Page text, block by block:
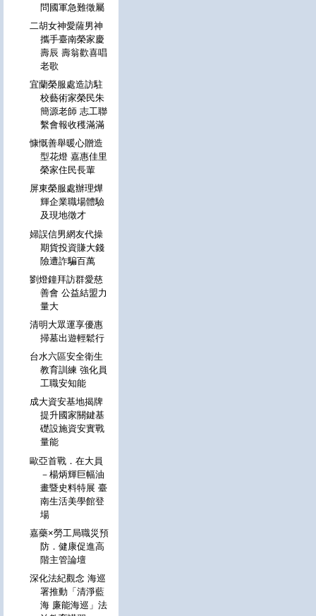
問國軍急難徵屬
二胡女神愛薩男神
攜手臺南榮家慶
壽辰 壽翁歡喜唱
老歌
宜蘭榮服處造訪駐
校藝術家榮民朱
簡源老師 志工聯
繫會報收穫滿滿
慷慨善舉暖心贈造
型花燈 嘉惠佳里
榮家住民長輩
屏東榮服處辦理燁
輝企業職場體驗
及現地徵才
婦誤信男網友代操
期貨投資賺大錢
險遭詐騙百萬
劉燈鐘拜訪群愛慈
善會 公益結盟力
量大
清明大眾運享優惠
掃墓出遊輕鬆行
台水六區安全衛生
教育訓練 強化員
工職安知能
成大資安基地揭牌
提升國家關鍵基
礎設施資安實戰
量能
歐亞首戰．在大員
－楊炳輝巨幅油
畫暨史料特展 臺
南生活美學館登
場
嘉藥×勞工局職災預
防．健康促進高
階主管論壇
深化法紀觀念 海巡
署推動「清淨藍
海 廉能海巡」法